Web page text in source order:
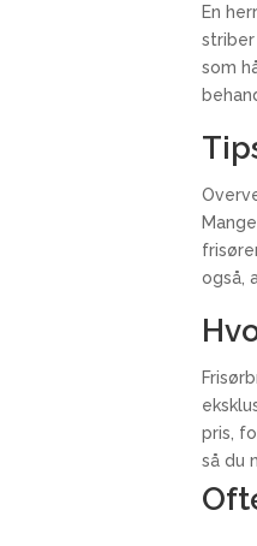
En
som
også,
pris,
så du